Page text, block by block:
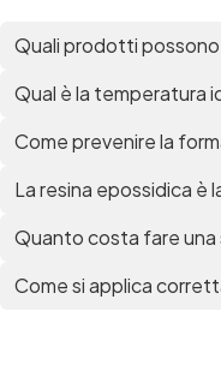
Quali prodotti
Qual è la temperatura
Come prevenire la
La resina epossidica è
Quanto costa fare una
Come si applica